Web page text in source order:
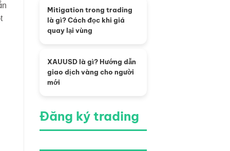
Mitigation trong trading
là gì? Cách đọc khi giá
quay lại vùng
XAUUSD là gì? Hướng dẫn
giao dịch vàng cho người
mới
Đăng ký trading